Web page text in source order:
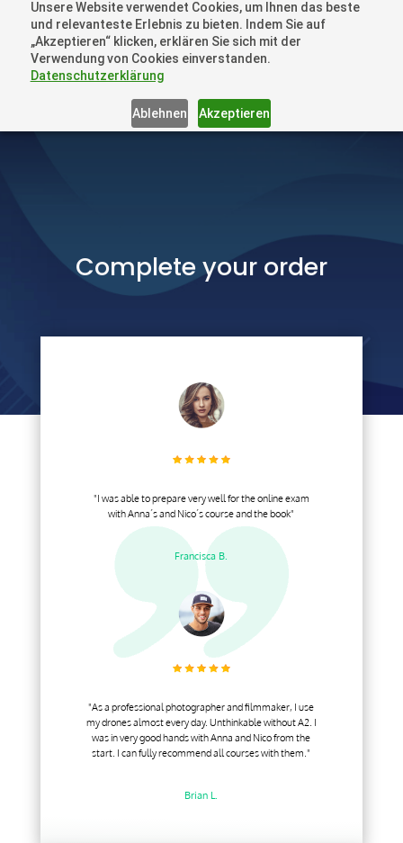
Unsere Website verwendet Cookies, um Ihnen das beste
und relevanteste Erlebnis zu bieten. Indem Sie auf
„Akzeptieren“ klicken, erklären Sie sich mit der
Verwendung von Cookies einverstanden.
Datenschutzerklärung
Ablehnen Akzeptieren
+41 44505 6667 oder +49 157 3598 0006
info@dronelions.academy
Complete your order
"I was able to prepare very well for the online exam
with Anna´s and Nico´s course and the book"
Francisca B.
"As a professional photographer and filmmaker, I use
my drones almost every day. Unthinkable without A2. I
was in very good hands with Anna and Nico from the
start. I can fully recommend all courses with them."
Brian L.